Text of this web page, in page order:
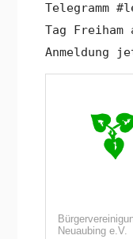
Telegramm
Tag Freiham
Anmeldung